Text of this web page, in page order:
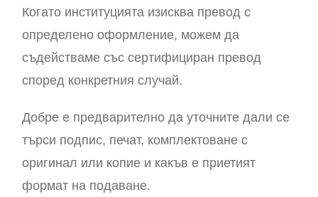
Когато институцията изисква превод с
определено оформление, можем да
съдействаме със сертифициран превод
според конкретния случай.
Добре е предварително да уточните дали се
търси подпис, печат, комплектоване с
оригинал или копие и какъв е приетият
формат на подаване.